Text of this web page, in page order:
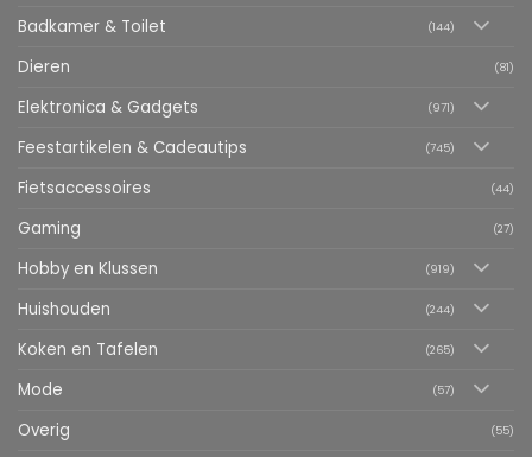
Badkamer & Toilet (144)
Dieren (81)
Elektronica & Gadgets (971)
Feestartikelen & Cadeautips (745)
Fietsaccessoires (44)
Gaming (27)
Hobby en Klussen (919)
Huishouden (244)
Koken en Tafelen (265)
Mode (57)
Overig (55)